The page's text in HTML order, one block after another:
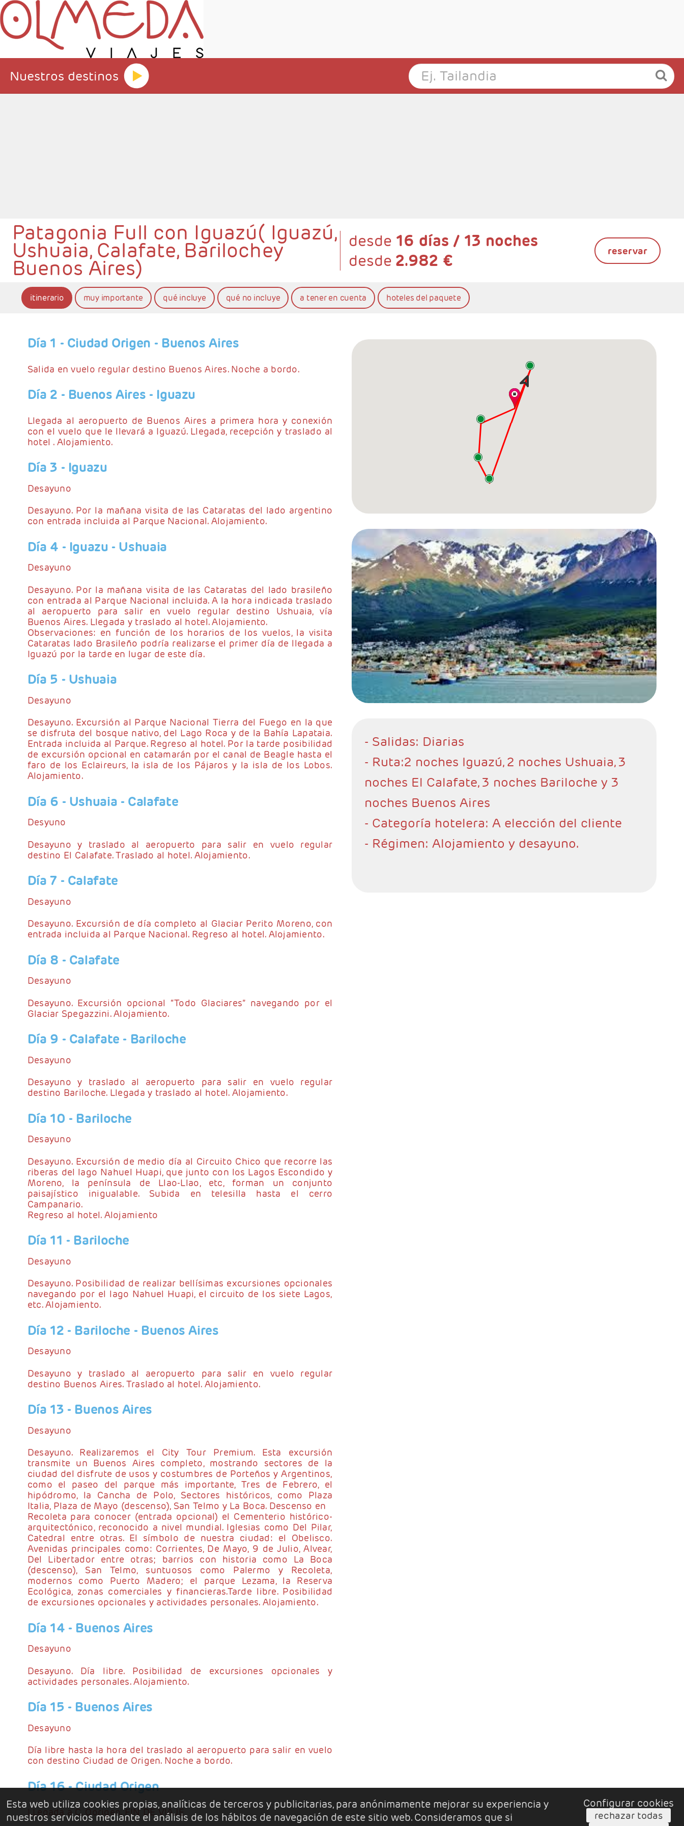
Nuestros destinos
Patagonia Full con Iguazú( Iguazú,
Ushuaia, Calafate, Barilochey
Buenos Aires)
desde 16 días / 13 noches
desde 2.982 € reservar
itinerario muy importante qué incluye qué no incluye a tener en cuenta hoteles del paquete
Día 1 - Ciudad Origen - Buenos Aires
Salida en vuelo regular destino Buenos Aires. Noche a bordo.
Día 2 - Buenos Aires - Iguazu
Llegada al aeropuerto de Buenos Aires a primera hora y conexión
con el vuelo que le llevará a Iguazú. Llegada, recepción y traslado al
hotel . Alojamiento.
Día 3 - Iguazu
Desayuno
Desayuno. Por la mañana visita de las Cataratas del lado argentino
con entrada incluida al Parque Nacional. Alojamiento.
Día 4 - Iguazu - Ushuaia
Desayuno
Desayuno. Por la mañana visita de las Cataratas del lado brasileño
con entrada al Parque Nacional incluida. A la hora indicada traslado
al aeropuerto para salir en vuelo regular destino Ushuaia, vía
Buenos Aires. Llegada y traslado al hotel. Alojamiento.
Observaciones: en función de los horarios de los vuelos, la visita
Cataratas lado Brasileño podría realizarse el primer día de llegada a
Iguazú por la tarde en lugar de este día.
Día 5 - Ushuaia
Desayuno
Desayuno. Excursión al Parque Nacional Tierra del Fuego en la que
se disfruta del bosque nativo, del Lago Roca y de la Bahía Lapataia.
Entrada incluida al Parque. Regreso al hotel. Por la tarde posibilidad
de excursión opcional en catamarán por el canal de Beagle hasta el
faro de los Eclaireurs, la isla de los Pájaros y la isla de los Lobos.
Alojamiento.
Día 6 - Ushuaia - Calafate
Desyuno
Desayuno y traslado al aeropuerto para salir en vuelo regular
destino El Calafate. Traslado al hotel. Alojamiento.
Día 7 - Calafate
Desayuno
Desayuno. Excursión de día completo al Glaciar Perito Moreno, con
entrada incluida al Parque Nacional. Regreso al hotel. Alojamiento.
Día 8 - Calafate
Desayuno
Desayuno. Excursión opcional “Todo Glaciares” navegando por el
Glaciar Spegazzini. Alojamiento.
Día 9 - Calafate - Bariloche
Desayuno
Desayuno y traslado al aeropuerto para salir en vuelo regular
destino Bariloche. Llegada y traslado al hotel. Alojamiento.
Día 10 - Bariloche
Desayuno
Desayuno. Excursión de medio día al Circuito Chico que recorre las
riberas del lago Nahuel Huapi, que junto con los Lagos Escondido y
Moreno, la península de Llao-Llao, etc, forman un conjunto
paisajístico inigualable. Subida en telesilla hasta el cerro
Campanario.
Regreso al hotel. Alojamiento
Día 11 - Bariloche
Desayuno
Desayuno. Posibilidad de realizar bellísimas excursiones opcionales
navegando por el lago Nahuel Huapi, el circuito de los siete Lagos,
etc. Alojamiento.
Día 12 - Bariloche - Buenos Aires
Desayuno
Desayuno y traslado al aeropuerto para salir en vuelo regular
destino Buenos Aires. Traslado al hotel. Alojamiento.
Día 13 - Buenos Aires
Desayuno
Desayuno. Realizaremos el City Tour Premium. Esta excursión
transmite un Buenos Aires completo, mostrando sectores de la
ciudad del disfrute de usos y costumbres de Porteños y Argentinos,
como el paseo del parque más importante, Tres de Febrero, el
hipódromo, la Cancha de Polo, Sectores históricos, como Plaza
Italia, Plaza de Mayo (descenso), San Telmo y La Boca. Descenso en
Recoleta para conocer (entrada opcional) el Cementerio histórico-
arquitectónico, reconocido a nivel mundial. Iglesias como Del Pilar,
Catedral entre otras. El símbolo de nuestra ciudad: el Obelisco.
Avenidas principales como: Corrientes, De Mayo, 9 de Julio, Alvear,
Del Libertador entre otras; barrios con historia como La Boca
(descenso), San Telmo, suntuosos como Palermo y Recoleta,
modernos como Puerto Madero; el parque Lezama, la Reserva
Ecológica, zonas comerciales y financieras.Tarde libre. Posibilidad
de excursiones opcionales y actividades personales. Alojamiento.
Día 14 - Buenos Aires
Desayuno
Desayuno. Día libre. Posibilidad de excursiones opcionales y
actividades personales. Alojamiento.
Día 15 - Buenos Aires
Desayuno
Día libre hasta la hora del traslado al aeropuerto para salir en vuelo
con destino Ciudad de Origen. Noche a bordo.
Día 16 - Ciudad Origen
LLegada a C. Oorigen. FIN DE VIAJE
- Salidas: Diarias
- Ruta:2 noches Iguazú, 2 noches Ushuaia, 3
noches El Calafate, 3 noches Bariloche y 3
noches Buenos Aires
- Categoría hotelera: A elección del cliente
- Régimen: Alojamiento y desayuno.
Esta web utiliza cookies propias, analíticas de terceros y publicitarias, para anónimamente mejorar su experiencia y
nuestros servicios mediante el análisis de los hábitos de navegación de este sitio web. Consideramos que si
Configurar cookies
rechazar todas